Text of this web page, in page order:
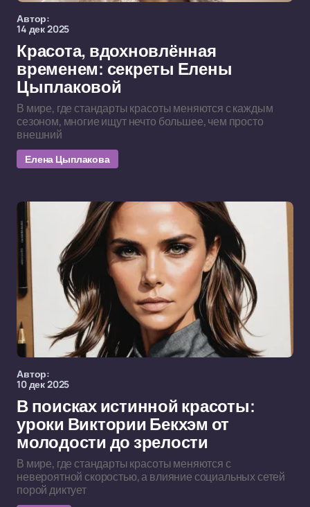
Автор:
14 дек 2025
Красота, вдохновлённая
временем: секреты Елены
Цыплаковой
В мире, где стандарты красоты меняются с каждым
сезоном, многие ищут нечто большее, чем просто
внешний
Елена Цыплакова
Автор:
10 дек 2025
В поисках истинной красоты:
уроки Виктории Бекхэм от
молодости до зрелости
В мире, где стандарты красоты меняются с
невероятной скоростью, а влияние социальных сетей
порой диктует